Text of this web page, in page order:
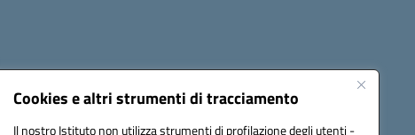
Cookies e altri strumenti di tracciamento
Il nostro Istituto non utilizza strumenti di profilazione degli utenti -